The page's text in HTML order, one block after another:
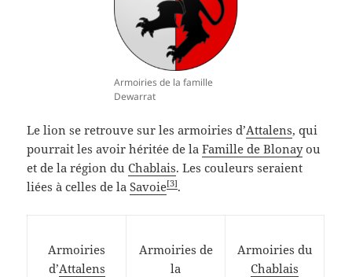
Armoiries de la famille
Dewarrat
Le lion se retrouve sur les armoiries d’Attalens, qui
pourrait les avoir héritée de laFamille de Blonayou
et de la région duChablais. Les couleurs seraient
liées à celles de laSavoie[3].
Armoiries
d’Attalens
Armoiries de
la
Armoiries du
Chablais